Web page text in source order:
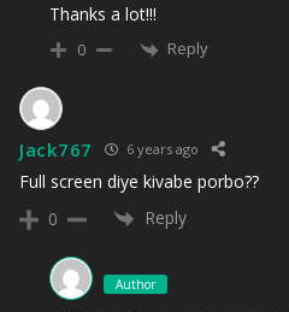
Thanks a lot!!!
0 Reply
Jack767 6 years ago
Full screen diye kivabe porbo??
0
Reply
Author